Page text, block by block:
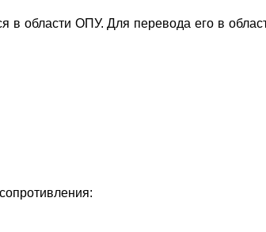
в области ОПУ. Для перевода его в